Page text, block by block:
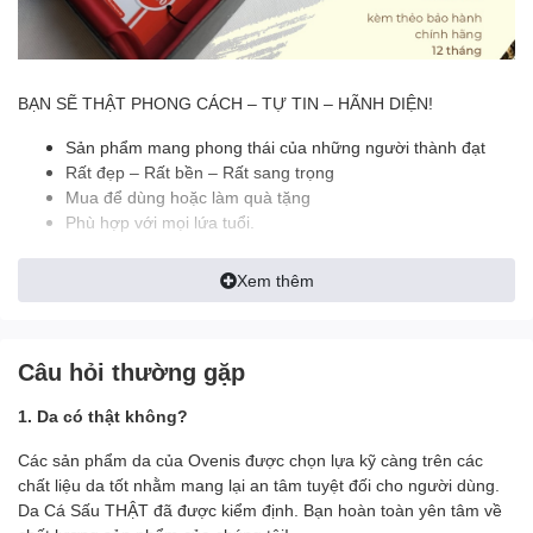
BẠN SẼ THẬT PHONG CÁCH – TỰ TIN – HÃNH DIỆN!
Sản phẩm mang phong thái của những người thành đạt
Rất đẹp – Rất bền – Rất sang trọng
Mua để dùng hoặc làm quà tặng
Phù hợp với mọi lứa tuổi.
Da cá sấu là một trong những sản phẩm đắt đỏ bậc nhất hiện
nay. Dẫn đầu trong số 5 nguyên liệu được sử dụng làm sản phẩm
Việc sở hữu cho mình một thắt lưng làm từ da cá thật sẽ
bạn trở nên thật sang trọng và đẳng cấp
phong thái vượt bậc.
======================================
Xem thêm
Câu hỏi thường gặp
1. Da có thật không?
Các sản phẩm da của Ovenis được chọn lựa kỹ càng trên các
chất liệu da tốt nhằm mang lại an tâm tuyệt đối cho người dùng.
Da Cá Sấu THẬT đã được kiểm định. Bạn hoàn toàn yên tâm về